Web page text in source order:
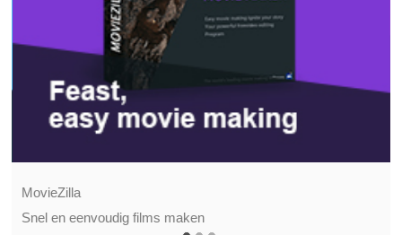
MovieZilla
Snel en eenvoudig films maken